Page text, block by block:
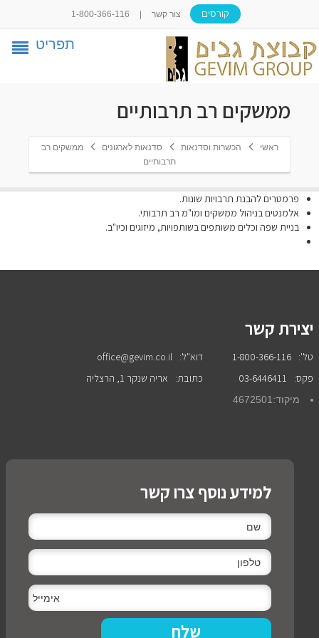
קורסים צור קשר 1-800-366-116
תפריט
ממשקים רב תרבותיים
ראשי הכשרות וסדנאות סדנאות לארגונים
ממשקים רב
תרבותיים
פרמטרים להבנת תרבויות שונות.
אלמנטים בניהול ממשקים ומו"מ רב תרבותי.
בניית שפה וכלים משותפים בשותפויות, מיזוגים וכיו"ב.
יצירת קשר
טל': 1-800-366-116 דוא"ל:
office@gevim.co.il
פקס:
03-6446411 כתובת: אריה שנקר 1, הרצליה
מיקוד: 4672501
למידע נוסף צרו קשר